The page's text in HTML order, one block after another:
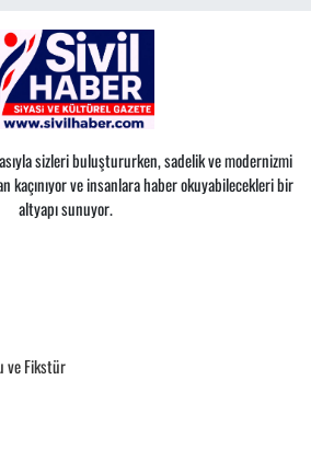
sizleri buluştururken, sadelik ve modernizmi
kaçınıyor ve insanlara haber okuyabilecekleri bir
altyapı sunuyor.
ve Fikstür